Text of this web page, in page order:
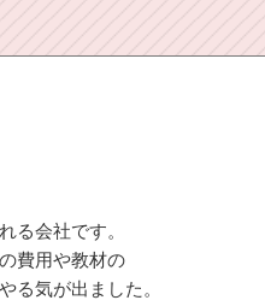
る会社です。
費用や教材の
る気が出ました。